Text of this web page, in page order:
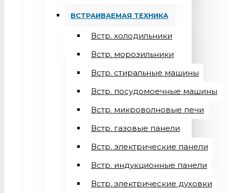
ВСТРАИВАЕМАЯ ТЕХНИКА
Встр. холодильники
Встр. морозильники
Встр. стиральные машины
Встр. посудомоечные машины
Встр. микроволновые печи
Встр. газовые панели
Встр. электрические панели
Встр. индукционные панели
Встр. электрические духовки